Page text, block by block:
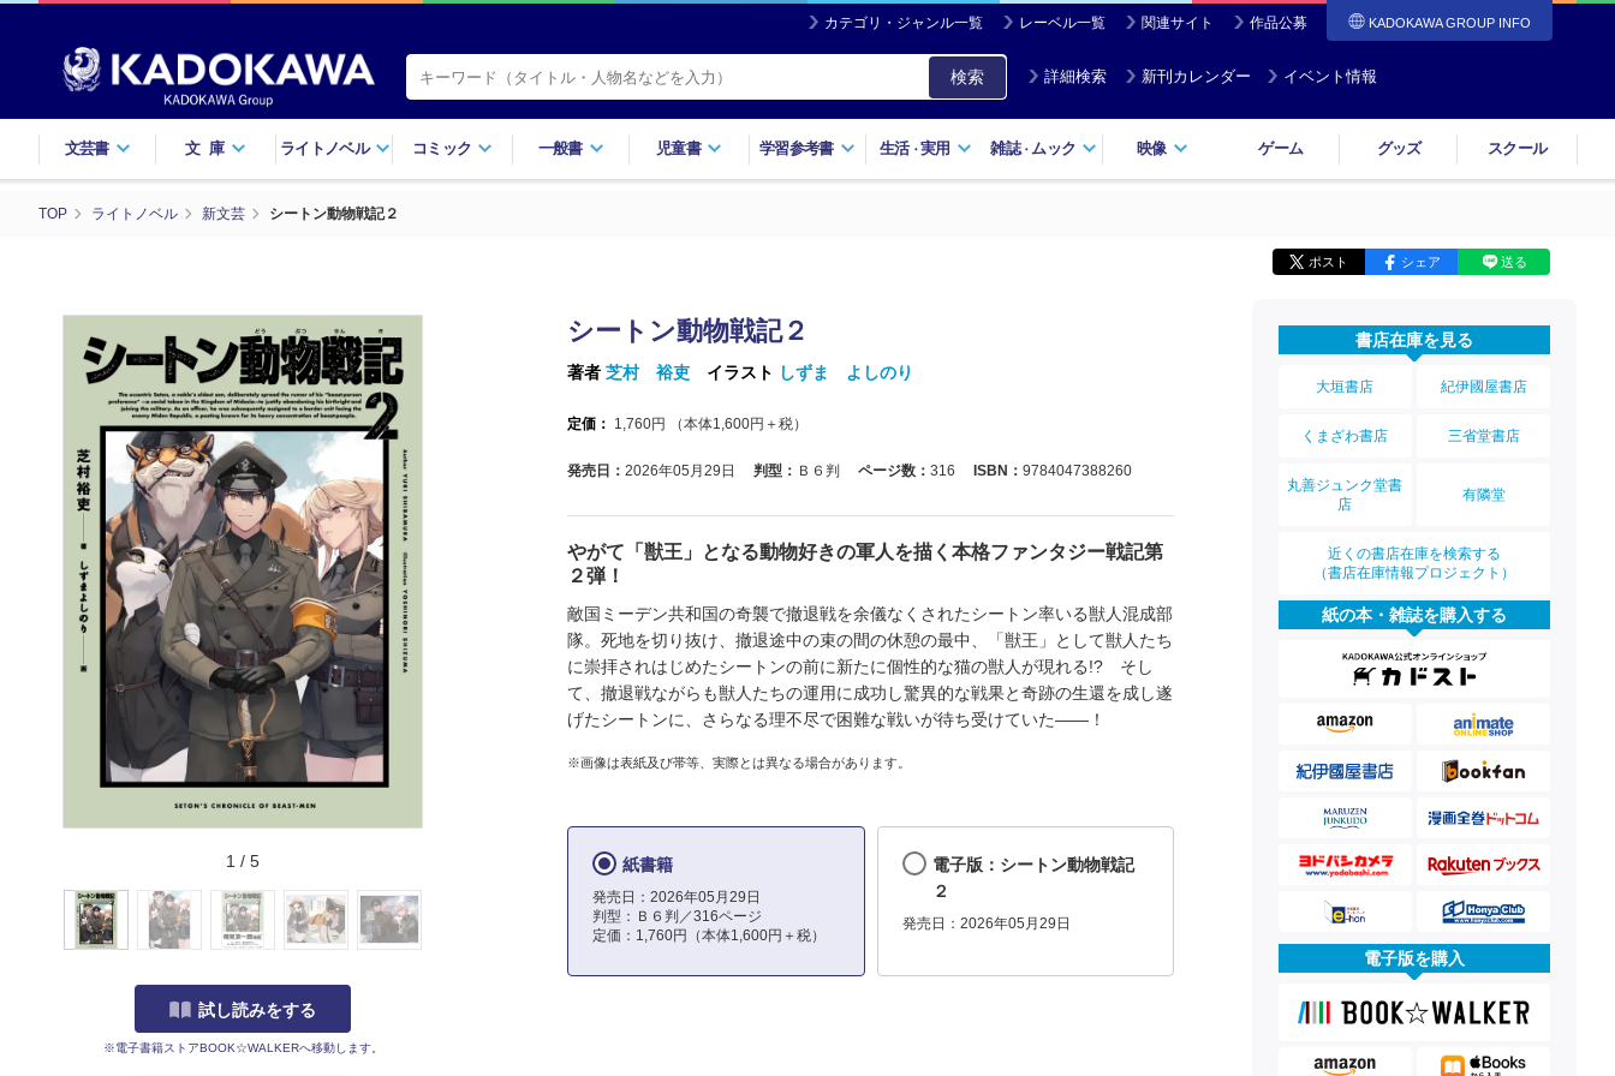
カテゴリ・ジャンル一覧 レーベル一覧 関連サイト 作品公募 KADOKAWA GROUP INFO
検索 詳細検索 新刊カレンダー イベント情報
文芸書 文庫 ライトノベル コミック 一般書 児童書 学習参考書 生活・実用 雑誌・ ムック 映像 ゲーム グッズ スクール
TOP ライトノベル 新文芸 シートン動物戦記２
ポスト シェア 送る
1 / 5
試し読みをする
※電子書籍ストアBOOK☆WALKERへ移動します。
シートン動物戦記２
著者 芝村 裕吏 イラスト しずま よしのり
定価： 1,760円 （本体1,600円＋税）
発売日： 2026年05月29日 判型： Ｂ６判 ページ数： 316 ISBN： 9784047388260
やがて「獣王」となる動物好きの軍人を描く本格ファンタジー戦記第
２弾！
敵国ミーデン共和国の奇襲で撤退戦を余儀なくされたシートン率いる獣人混成部
隊。死地を切り抜け、撤退途中の束の間の休憩の最中、「獣王」として獣人たち
に崇拝されはじめたシートンの前に新たに個性的な猫の獣人が現れる!? そし
て、撤退戦ながらも獣人たちの運用に成功し驚異的な戦果と奇跡の生還を成し遂
げたシートンに、さらなる理不尽で困難な戦いが待ち受けていた――！
※画像は表紙及び帯等、実際とは異なる場合があります。
紙書籍
発売日：2026年05月29日
判型：Ｂ６判／316ページ
定価：1,760円（本体1,600円＋税）
電子版：シートン動物戦記
２
発売日：2026年05月29日
書店在庫を見る
大垣書店 紀伊國屋書店
くまざわ書店 三省堂書店
丸善ジュンク堂書
店
有隣堂
近くの書店在庫を検索する
（書店在庫情報プロジェクト）
紙の本・雑誌を購入する
電子版を購入